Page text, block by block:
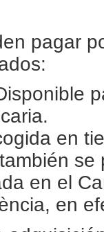
pagar
en
en el
en